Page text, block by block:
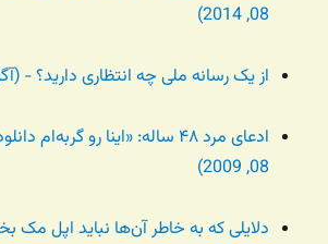
08, 2014)
از یک رسانه ملی چه انتظاری دارید؟ - (آگوست
ادعای مرد ۴۸ ساله: «اینا رو
08, 2009)
دلایلی که به خاطر آن‌ها نباید اپل مک